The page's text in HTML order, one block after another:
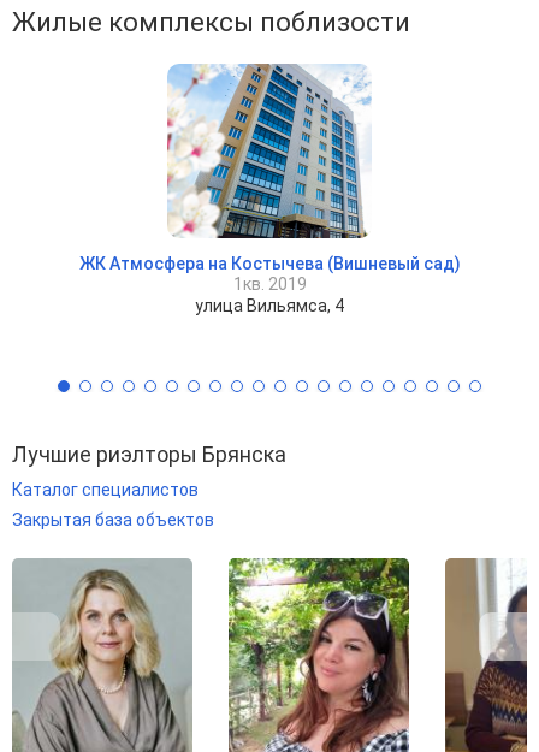
Жилые комплексы поблизости
ЖК Атмосфера на Костычева (Вишневый сад)
1кв. 2019
улица Вильямса, 4
Лучшие риэлторы Брянска
Каталог специалистов
Закрытая база объектов